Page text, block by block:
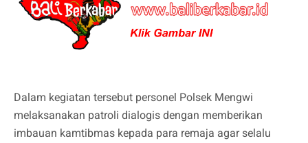
Dalam kegiatan tersebut personel Polsek Mengwi
melaksanakan patroli dialogis dengan memberikan
imbauan kamtibmas kepada para remaja agar selalu